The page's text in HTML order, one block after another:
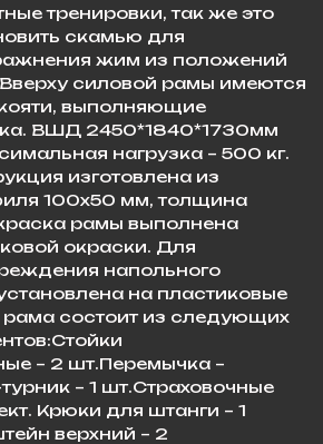
тренировки, так же это
скамью для
жим из положений
силовой рамы имеются
выполняющие
ВШД 2450*1840*1730мм
нагрузка – 500 кг.
изготовлена из
100х50 мм, толщина
рамы выполнена
окраски. Для
напольного
на пластиковые
состоит из следующих
– 2 шт.Перемычка –
– 1 шт.Страховочные
Крюки для штанги – 1
верхний – 2